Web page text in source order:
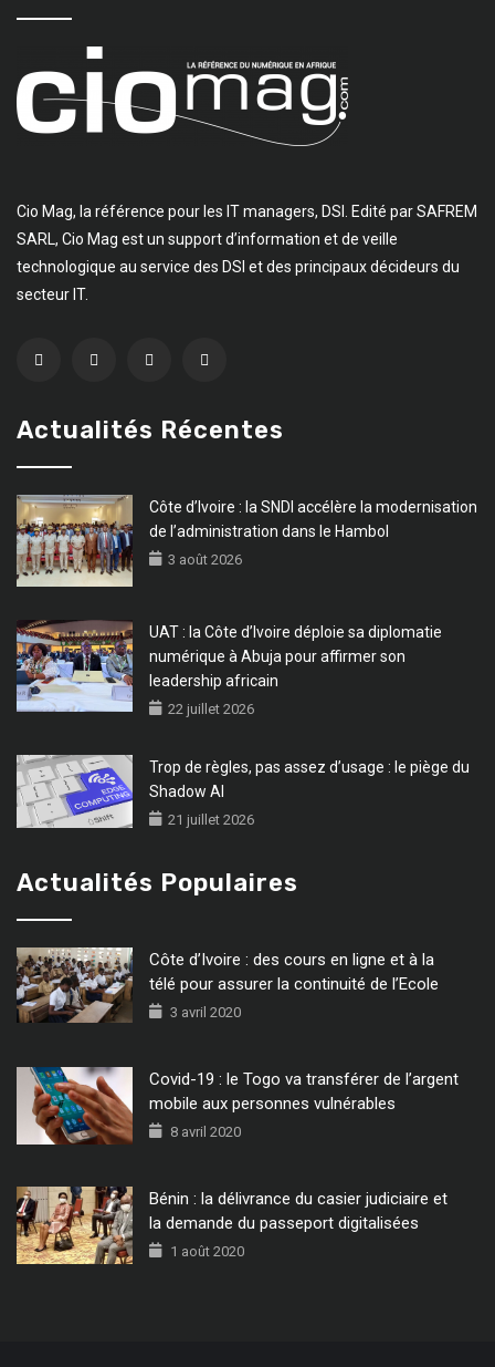
Cio Mag, la référence pour les IT managers, DSI. Edité par SAFREM
SARL, Cio Mag est un support d’information et de veille
technologique au service des DSI et des principaux décideurs du
secteur IT.
Actualités Récentes
Côte d’Ivoire : la SNDI accélère la modernisation
de l’administration dans le Hambol
3 août 2026
UAT : la Côte d’Ivoire déploie sa diplomatie
numérique à Abuja pour affirmer son
leadership africain
22 juillet 2026
Trop de règles, pas assez d’usage : le piège du
Shadow AI
21 juillet 2026
Actualités Populaires
Côte d’Ivoire : des cours en ligne et à la
télé pour assurer la continuité de l’Ecole
3 avril 2020
Covid-19 : le Togo va transférer de l’argent
mobile aux personnes vulnérables
8 avril 2020
Bénin : la délivrance du casier judiciaire et
la demande du passeport digitalisées
1 août 2020